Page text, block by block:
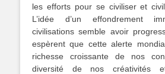
les efforts pour se civiliser et
L’idée d’un effondrement
civilisations semble avoir
espèrent que cette alerte
richesse croissante de nos
diversité de nos créativités